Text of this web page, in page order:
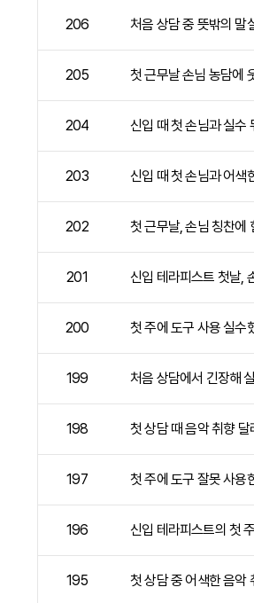
206 처음 상담 중 뜻밖의 말
205 첫 근무날 손님 농담에
204 신입 때 첫 손님과 실수
203 신입 때 첫 손님과 어색
202 첫 근무날, 손님 칭찬에
201 신입 테라피스트 첫날,
200 첫 주에 도구 사용 실수
199 처음 상담에서 긴장해
198 첫 상담 때 음악 취향
197 첫 주에 도구 잘못 사용
196 신입 테라피스트의 첫
195 첫 상담 중 어색한 음악